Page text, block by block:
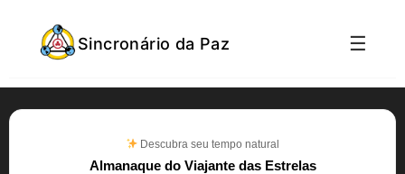
Sincronário da Paz ☰
Descubra seu tempo natural
Almanaque do Viajante das Estrelas